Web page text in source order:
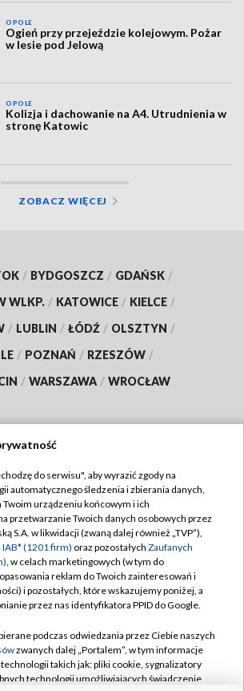
OPOLE
Ogień przy przejeździe kolejowym. Pożar
w lesie pod Jelową
OPOLE
Kolizja i dachowanie na A4. Utrudnienia w
stronę Katowic
ZOBACZ WIĘCEJ
/ BYDGOSZCZ / GDAŃSK /
WLKP. / KATOWICE / KIELCE /
/ LUBLIN / ŁÓDŹ / OLSZTYN /
/ POZNAŃ / RZESZÓW /
/ WARSZAWA / WROCŁAW
TVP
TVP
Cyfrowa
Regulamin TVP
Polityka prywatności
Moje zgody
Pomoc
Kontakt
do serwisu", aby wyrazić zgody na
automatycznego śledzenia i zbierania danych,
Twoim urządzeniu końcowym i ich
przetwarzanie Twoich danych osobowych przez
S.A. w likwidacji (zwaną dalej również „TVP”),
(1201 firm) oraz pozostałych Zaufanych
, w celach marketingowych (w tym do
reklam do Twoich zainteresowań i
i pozostałych, które wskazujemy poniżej, a
przez nas identyfikatora PPID do Google.
podczas odwiedzania przez Ciebie naszych
zwanych dalej „Portalem”, w tym informacje
takich jak: pliki cookie, sygnalizatory
technologii umożliwiających świadczenie